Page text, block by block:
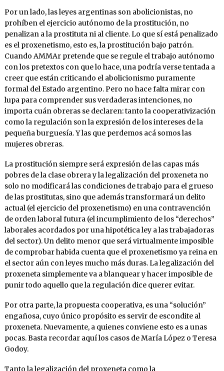
Por un lado, las leyes argentinas son abolicionistas, no
prohíben el ejercicio autónomo de la prostitución, no
penalizan a la prostituta ni al cliente. Lo que sí está penalizado
es el proxenetismo, esto es, la prostitución bajo patrón.
Cuando AMMAr pretende que se regule el trabajo autónomo
con los pretextos con que lo hace, una podría verse tentada a
creer que están criticando el abolicionismo puramente
formal del Estado argentino. Pero no hace falta mirar con
lupa para comprender sus verdaderas intenciones, no
importa cuán obreras se declaren: tanto la cooperativización
como la regulación son la expresión de los intereses de la
pequeña burguesía. Y las que perdemos acá somos las
mujeres obreras.
La prostitución siempre será expresión de las capas más
pobres de la clase obrera y la legalización del proxeneta no
solo no modificará las condiciones de trabajo para el grueso
de las prostitutas, sino que además transformará un delito
actual (el ejercicio del proxenetismo) en una contravención
de orden laboral futura (el incumplimiento de los “derechos”
laborales acordados por una hipotética ley a las trabajadoras
del sector). Un delito menor que será virtualmente imposible
de comprobar habida cuenta que el proxenetismo ya reina en
el sector aún con leyes mucho más duras. La legalización del
proxeneta simplemente va a blanquear y hacer imposible de
punir todo aquello que la regulación dice querer evitar.
Por otra parte, la propuesta cooperativa, es una “solución”
engañosa, cuyo único propósito es servir de escondite al
proxeneta. Nuevamente, a quienes conviene esto es a unas
pocas. Basta recordar aquí los casos de María López o Teresa
Godoy.
Tanto la legalización del proxeneta como la